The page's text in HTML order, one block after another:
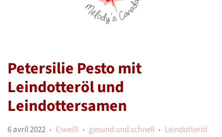
Petersilie Pesto mit
Leindotteröl und
Leindottersamen
6 avril 2022 • Eiweiß • gesund und schnell • Leindotteröl